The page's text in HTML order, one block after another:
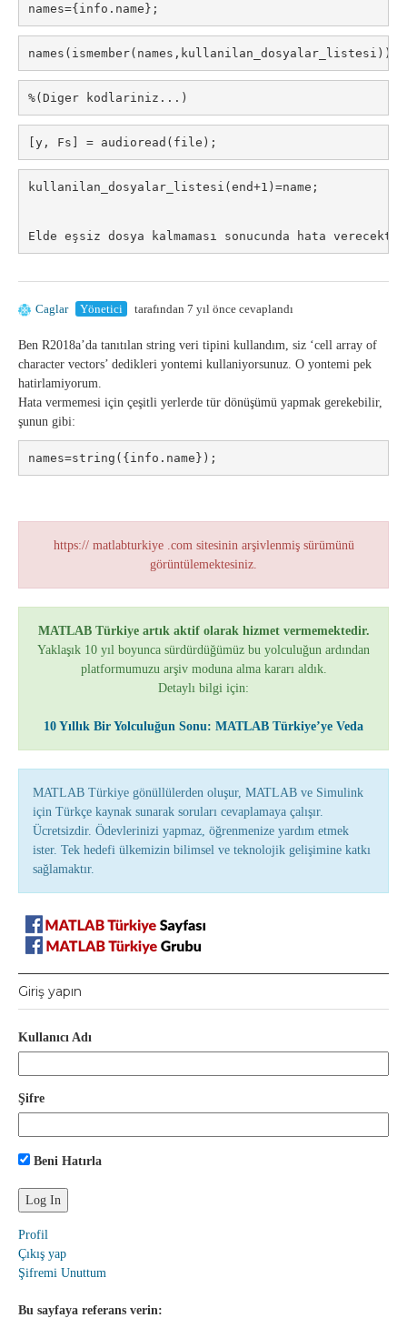
names={info.name};
%(Diger kodlariniz...)
[y, Fs] = audioread(file);
kullanilan_dosyalar_listesi(end+1)=name;
Elde eşsiz dosya kalmaması sonucunda hata
Caglar Yönetici tarafından 7 yıl önce cevaplandı
Ben R2018a’da tanıtılan string veri tipini kullandım, siz ‘cell array of
character vectors’ dedikleri yontemi kullaniyorsunuz. O yontemi pek
hatirlamiyorum.
Hata vermemesi için çeşitli yerlerde tür dönüşümü yapmak gerekebilir,
şunun gibi:
names=string({info.name});
https:// matlabturkiye .com sitesinin arşivlenmiş sürümünü
görüntülemektesiniz.
MATLAB Türkiye artık aktif olarak hizmet vermemektedir.
Yaklaşık 10 yıl boyunca sürdürdüğümüz bu yolculuğun ardından
platformumuzu arşiv moduna alma kararı aldık.
Detaylı bilgi için:
10 Yıllık Bir Yolculuğun Sonu: MATLAB Türkiye’ye Veda
MATLAB Türkiye gönüllülerden oluşur, MATLAB ve Simulink
için Türkçe kaynak sunarak soruları cevaplamaya çalışır.
Ücretsizdir. Ödevlerinizi yapmaz, öğrenmenize yardım etmek
ister. Tek hedefi ülkemizin bilimsel ve teknolojik gelişimine katkı
sağlamaktır.
Giriş yapın
Kullanıcı Adı
Şifre
Beni Hatırla
Profil
Çıkış yap
Şifremi Unuttum
Bu sayfaya referans verin: